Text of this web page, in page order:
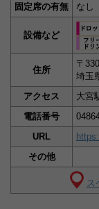
固定席の有無
なし
設備など
住所
〒
埼玉
アクセス
大宮
電話番号
URL
その他
ス